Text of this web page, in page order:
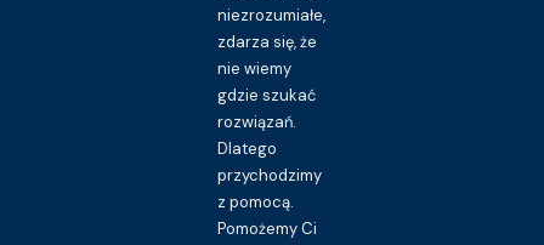
niezrozumiałe,
zdarza się, że
nie wiemy
gdzie szukać
rozwiązań.
Dlatego
przychodzimy
z pomocą.
Pomożemy Ci